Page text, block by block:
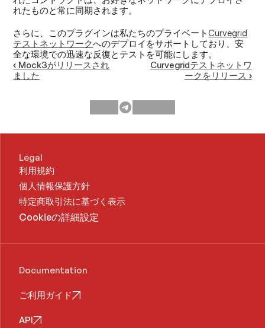
れたものと常に同期されます。
さらに、このプラグインは私たちのプライベートCurvegrid
テストネットワークへのデプロイをサポートしており、安
全な環境での迅速な反復とテストを可能にします。‍
‹ Mock3がリリースされ
ました
Curvegridテストネットワ
ークをリリース ›
Legal
利用規約
個人情報保護方針
特定商取引法に基づく表示
Cookieの詳細設定
Documentation
ご利用ガイド
API